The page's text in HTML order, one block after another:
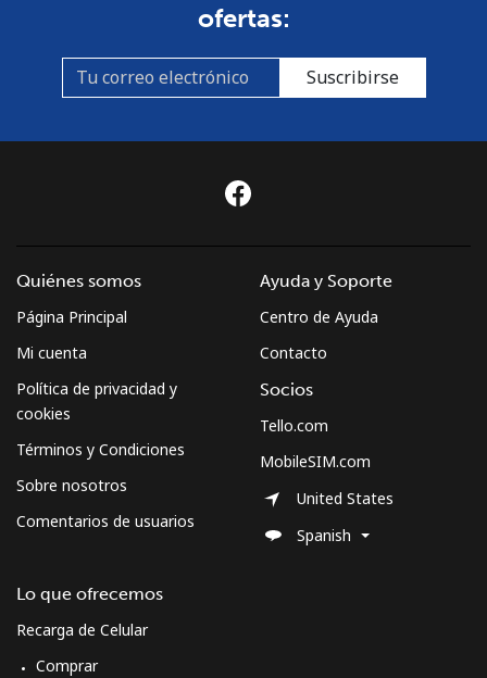
ofertas:
Suscribirse
Quiénes somos
Página Principal
Mi cuenta
Política de privacidad y
cookies
Términos y Condiciones
Sobre nosotros
Comentarios de usuarios
Lo que ofrecemos
Recarga de Celular
Comprar
Ayuda y Soporte
Centro de Ayuda
Contacto
Socios
Tello.com
MobileSIM.com
United States
Spanish